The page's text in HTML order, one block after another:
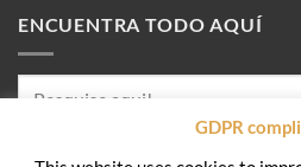
ENCUENTRA TODO AQUÍ
GDPR